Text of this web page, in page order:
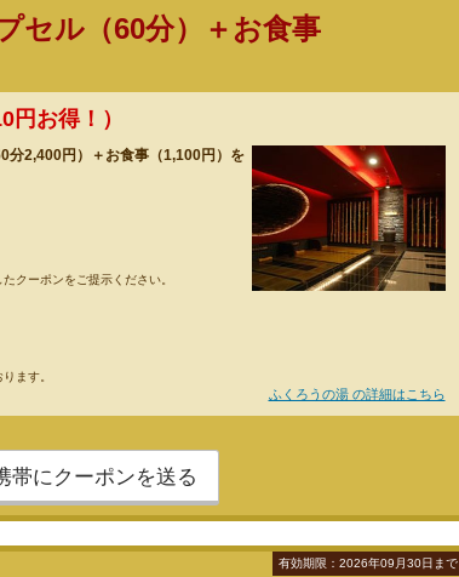
セル（60分）＋お食事
円お得！）
分2,400円）＋お食事（1,100円）を
クーポンをご提示ください。
ます。
ふくろうの湯 の詳細はこちら
帯にクーポンを送る
有効期限：2026年09月30日まで